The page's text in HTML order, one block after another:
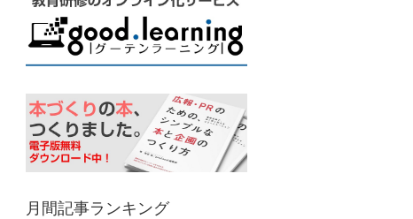
月間記事ランキング